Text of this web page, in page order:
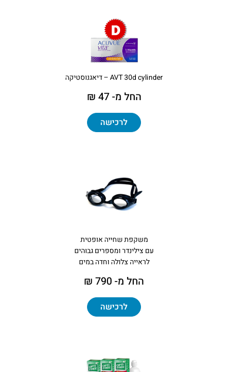
AVT 30d cylinder – דיאגנוסטיקה
החל מ- 47 ₪
לרכישה
משקפת שחייה אופטית
עם צילינדר ומספרים גבוהים
לראייה צלולה וחדה במים
החל מ- 790 ₪
לרכישה